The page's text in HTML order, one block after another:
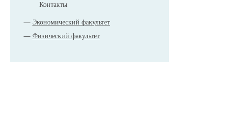
Контакты
Экономический факультет
Физический факультет